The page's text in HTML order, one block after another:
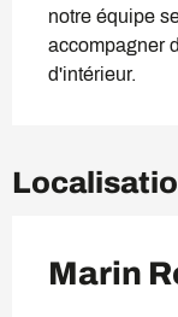
notre équipe
accompagner
d'intérieur.
Marin